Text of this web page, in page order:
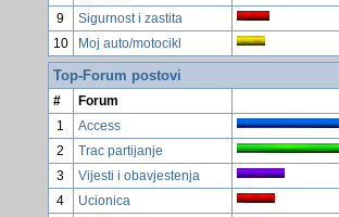
9
Sigurnost i zastita
10
Moj auto/motocikl
Top-Forum postovi
#
Forum
1
Access
2
Trac partijanje
3
Vijesti i obavjestenja
4
Ucionica